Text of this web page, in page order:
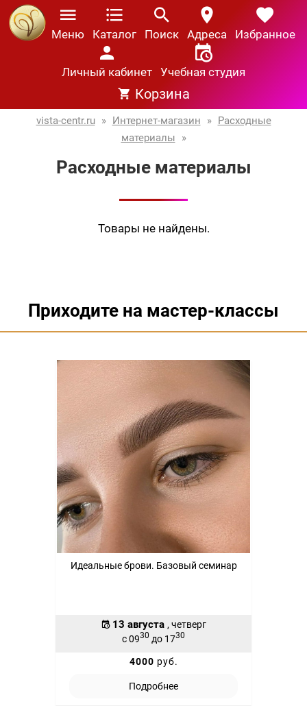
Меню Каталог Поиск Адреса Избранное
Личный кабинет Учебная студия
Корзина
vista-centr.ru » Интернет-магазин » Расходные
материалы
»
Расходные материалы
Товары не найдены.
Приходите на мастер-классы
Идеальные брови. Базовый семинар
13 августа , четверг
с 0930 до 1730
4000 руб.
Подробнее